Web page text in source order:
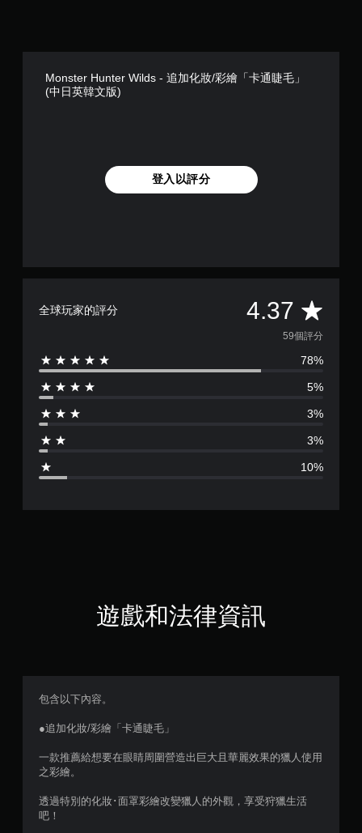
Monster Hunter Wilds - 追加化妝/彩繪「卡通睫毛」
(中日英韓文版)
登入以評分
全球玩家的評分 4.37 平
均
評
分
4
3
顆
59個評分
78%
5%
3%
3%
10%
遊戲和法律資訊
包含以下內容。
●追加化妝/彩繪「卡通睫毛」
一款推薦給想要在眼睛周圍營造出巨大且華麗效果的獵人使用
之彩繪。
透過特別的化妝･面罩彩繪改變獵人的外觀，享受狩獵生活
吧！